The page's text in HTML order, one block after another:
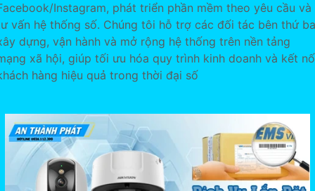
Instagram, phát triển phần mềm theo yêu cầu và
vấn hệ thống số. Chúng tôi hỗ trợ các đối tác bên thứ ba
dựng, vận hành và mở rộng hệ thống trên nền tảng
xã hội, giúp tối ưu hóa quy trình kinh doanh và kết
hàng hiệu quả trong thời đại số